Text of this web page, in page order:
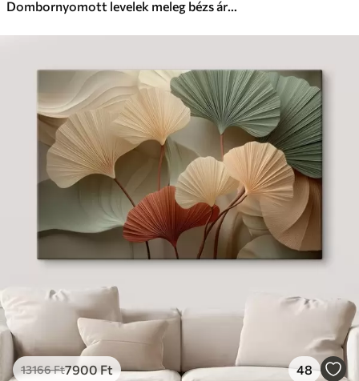
Dombornyomott levelek meleg bézs árnyalatokban
13166Ft7900Ft 48